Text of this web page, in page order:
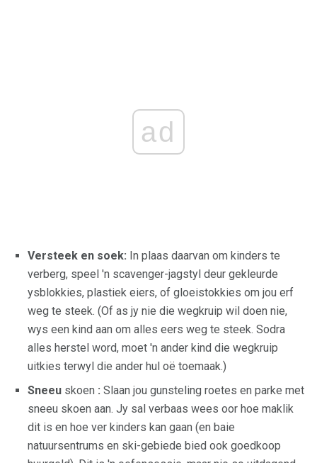
ad
Versteek en soek: In plaas daarvan om kinders te
verberg, speel 'n scavenger-jagstyl deur gekleurde
ysblokkies, plastiek eiers, of gloeistokkies om jou erf
weg te steek. (Of as jy nie die wegkruip wil doen nie,
wys een kind aan om alles eers weg te steek. Sodra
alles herstel word, moet 'n ander kind die wegkruip
uitkies terwyl die ander hul oë toemaak.)
Sneeu skoen : Slaan jou gunsteling roetes en parke met
sneeu skoen aan. Jy sal verbaas wees oor hoe maklik
dit is en hoe ver kinders kan gaan (en baie
natuursentrums en ski-gebiede bied ook goedkoop